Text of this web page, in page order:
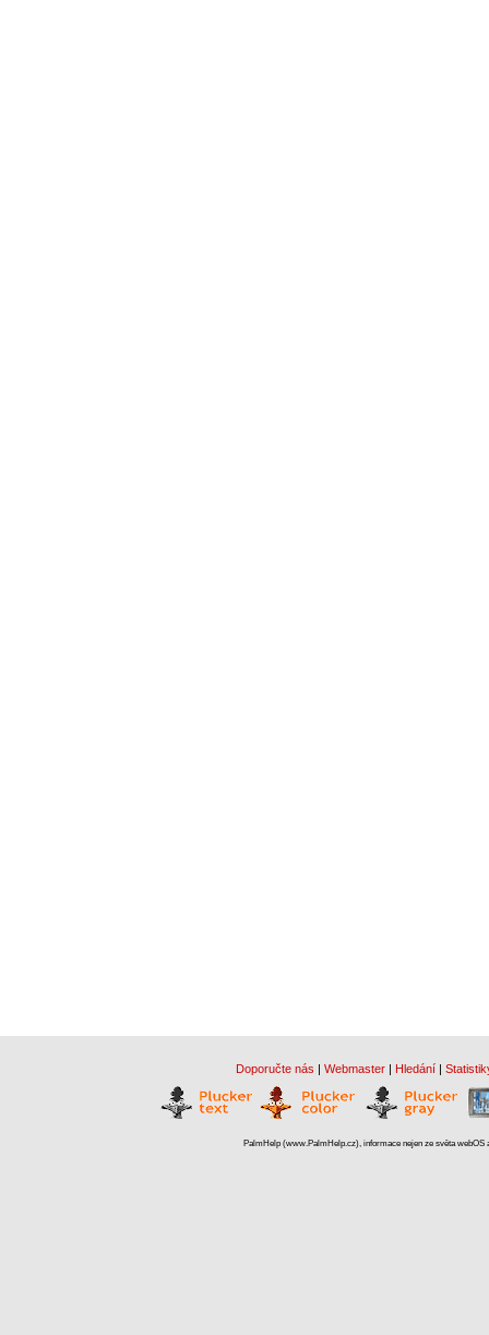
Doporučte nás | Webmaster | Hledání |
PalmHelp (www.PalmHelp.cz), informace nejen ze světa